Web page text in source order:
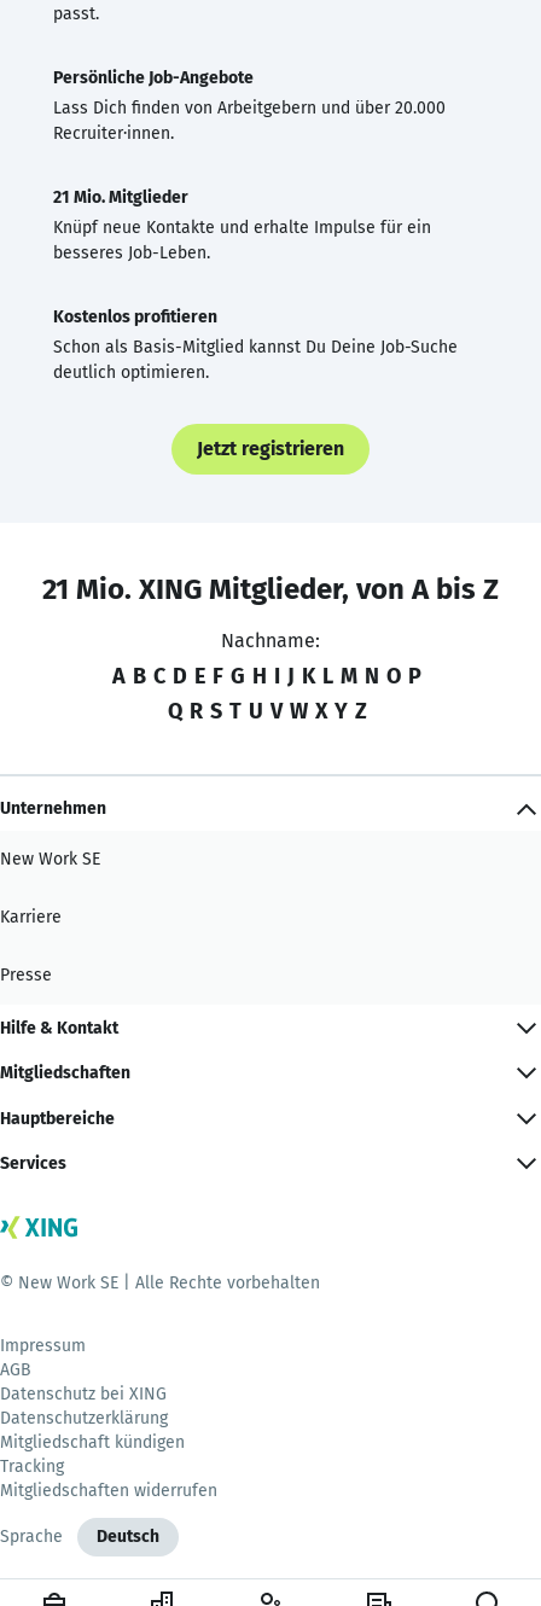
passt.
Persönliche Job-Angebote
Lass Dich finden von Arbeitgebern und über 20.000
Recruiter·innen.
21 Mio. Mitglieder
Knüpf neue Kontakte und erhalte Impulse für ein
besseres Job-Leben.
Kostenlos profitieren
Schon als Basis-Mitglied kannst Du Deine Job-Suche
deutlich optimieren.
Jetzt registrieren
21 Mio. XING Mitglieder, von A bis Z
Nachname:
A B C D E F G H I J K L M N O P
Q R S T U V W X Y Z
Unternehmen
New Work SE
Karriere
Presse
Hilfe & Kontakt
Mitgliedschaften
Hauptbereiche
Services
© New Work SE | Alle Rechte vorbehalten
Impressum
AGB
Datenschutz bei XING
Datenschutzerklärung
Mitgliedschaft kündigen
Tracking
Mitgliedschaften widerrufen
Sprache Deutsch